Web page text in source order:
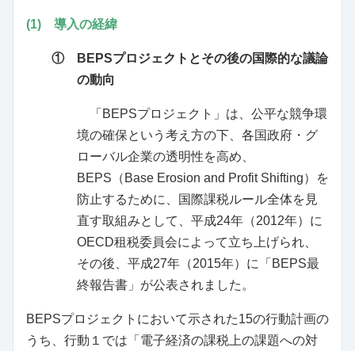
(1) 導入の経緯
① BEPSプロジェクトとその後の国際的な議論
の動向
「BEPSプロジェクト」は、公平な競争環
境の確保という考え方の下、各国政府・グ
ローバル企業の透明性を高め、
BEPS（Base Erosion and Profit Shifting）を
防止するために、国際課税ルール全体を見
直す取組みとして、平成24年（2012年）に
OECD租税委員会によって立ち上げられ、
その後、平成27年（2015年）に「BEPS最
終報告書」が公表されました。
BEPSプロジェクトにおいて示された15の行動計画の
うち、行動１では「電子経済の課税上の課題への対